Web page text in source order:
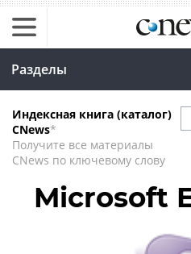
Разделы
Индексная книга (каталог)
CNews*
Получите все материалы
CNews по ключевому слову
Microsoft